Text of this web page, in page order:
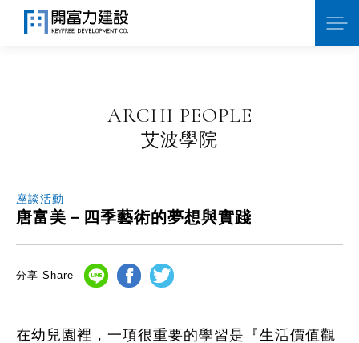
ARCHI PEOPLE
艾波學院
座談活動
唐富美－四季藝術的夢想與實踐
分享 Share -
在幼兒園裡，一項很重要的學習是『生活價值觀